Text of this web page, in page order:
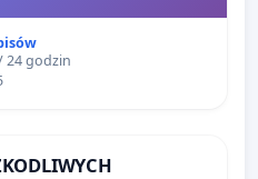
24 godzin